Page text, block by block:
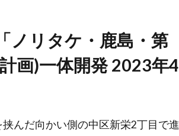
ノリタケ・鹿島・第
画)一体開発 2023年4
んだ向かい側の中区新栄2丁目で進